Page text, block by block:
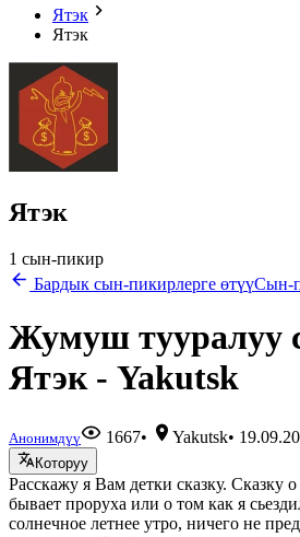
Ятэк
Ятэк
Ятэк
1 сын-пикир
Бардык сын-пикирлерге өтүүСын-
Жумуш тууралуу
Ятэк - Yakutsk
Анонимдүү 1667• Yakutsk•
Которуу
Расскажу я Вам детки сказку. Сказку
бывает проруха или о том как я
солнечное летнее утро, ничего не